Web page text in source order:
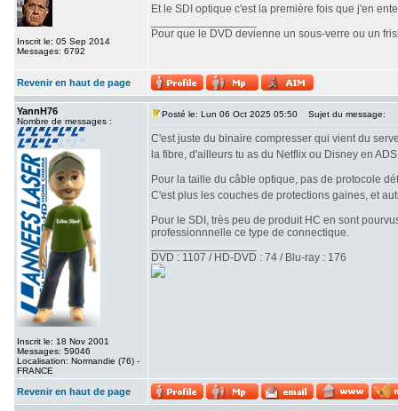
Inscrit le: 05 Sep 2014
Messages: 6792
Et le SDI optique c'est la première fois que j'en
Pour que le DVD devienne un sous-verre ou un
Revenir en haut de page
YannH76
Nombre de messages :
Inscrit le: 18 Nov 2001
Messages: 59046
Localisation: Normandie (76) -
FRANCE
Posté le: Lun 06 Oct 2025 05:50 Sujet du message:
C'est juste du binaire compresser qui vient du
la fibre, d'ailleurs tu as du Netflix ou Disney en
Pour la taille du câble optique, pas de protocole
C'est plus les couches de protections gaines, et
Pour le SDI, très peu de produit HC en sont
professionnnelle ce type de connectique.
DVD : 1107 / HD-DVD : 74 / Blu-ray : 176
Revenir en haut de page